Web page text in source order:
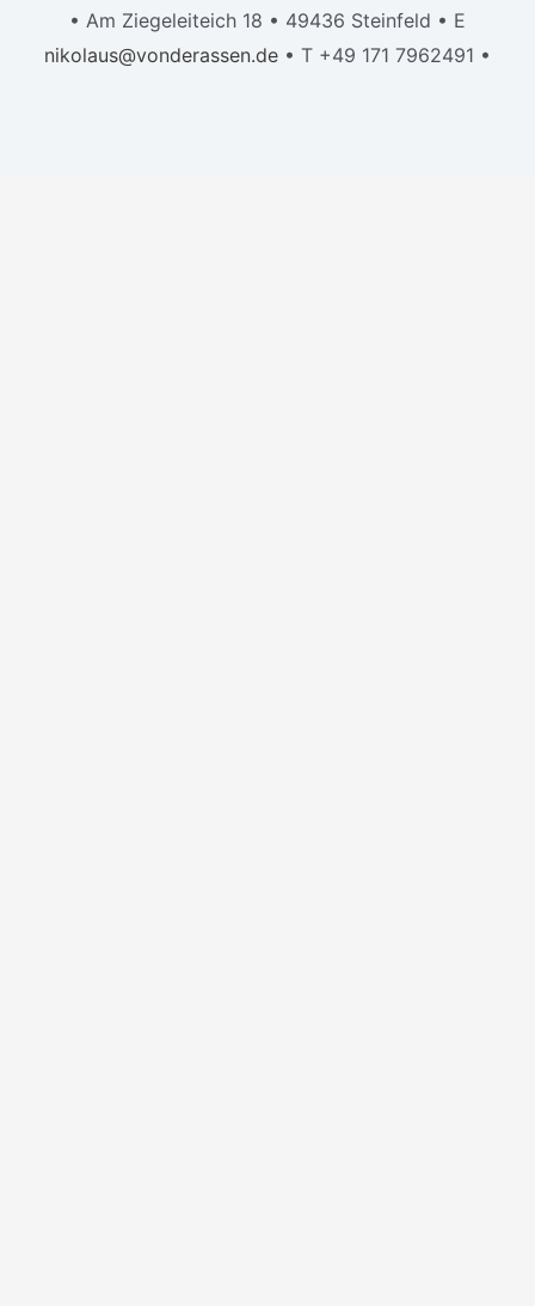
• Am Ziegeleiteich 18 • 49436 Steinfeld • E
nikolaus@vonderassen.de • T +49 171 7962491 •